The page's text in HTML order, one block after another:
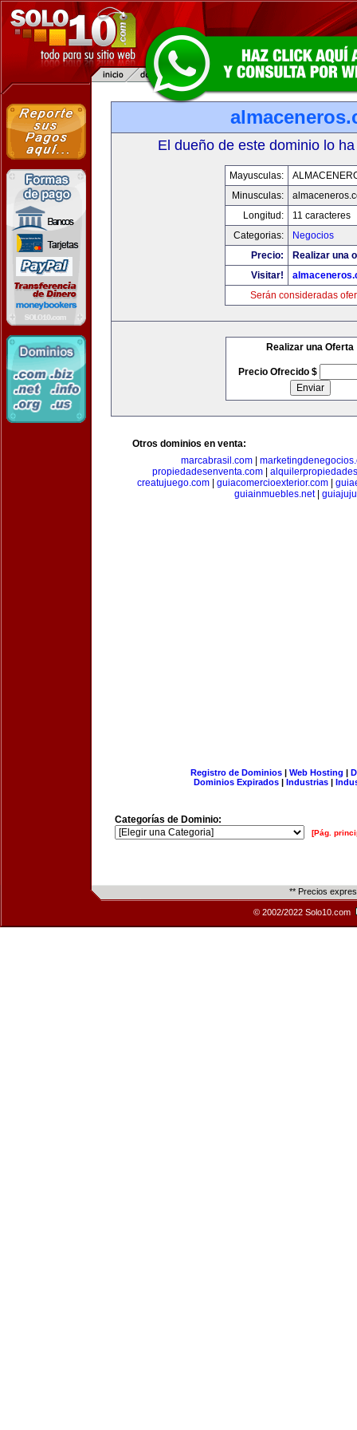
El dueño de este dominio lo
Mayusculas:
Minusculas:
Longitud:
11 caracteres
Categorias:
Negocios
Precio:
Realizar una
Visitar!
Serán consideradas
Realizar una Oferta
Precio Ofrecido $
Otros dominios en venta:
marcabrasil.com
propiedadesenventa.com
creatujuego.com| guiacomercioexterior.com|
guiainmuebles.net|
Registro de Dominios| Web Hosting |
Dominios Expirados | Industrias |
Categorías de Dominio:
[Pág.
** Precios
© 2002/2022 Solo10.com